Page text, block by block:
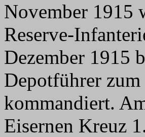
November 1915
Reserve-
Dezember 1915
Depotführer
kommandiert.
Eisernen Kreuz